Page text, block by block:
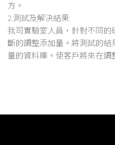
方。
2.測試及解決結果:
我司實驗室人員，針對不同
斷的調整添加量。將測試的
量的資料庫。使客戶將來在調